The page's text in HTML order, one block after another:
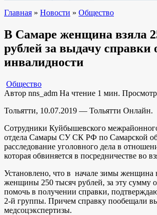
Главная » Новости » Общество
В Самаре женщина взяла
рублей за выдачу справки
инвалидности
Общество
Автор nns_adm На чтение 1 мин.
Тольятти, 10.07.2019 — Тольятти Онлайн.
Сотрудники Куйбышевского
отдела Самары СУ СК РФ по Самарской
расследование уголовного дела в
которая обвиняется в посредничестве во
Установлено, что в начале зимы женщина
женщины 250 тысяч рублей, за эту сумму
помочь в получении справки,
2-й группы. Причем справку пообещали
медсоцэкспертизы.